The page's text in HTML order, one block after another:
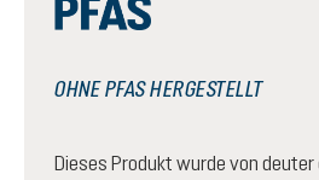
OHNE PFAS HERGESTELLT
Dieses Produkt wurde von